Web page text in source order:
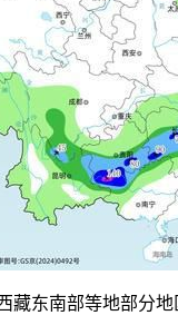
南部等地部分